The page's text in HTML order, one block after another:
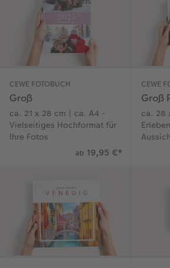
Gestaltungsideen
Neuheiten
Mehrteiler
Karte mit
Einzelkarten
CEWE myPhotos
CEWE
CEWE FOTOBUCH
Groß
ca. 21 x 28 cm | ca. A4 -
Vielseitiges Hochformat für
Ihre Fotos
ab 19,95 €*
CEWE
Groß
ca. 28